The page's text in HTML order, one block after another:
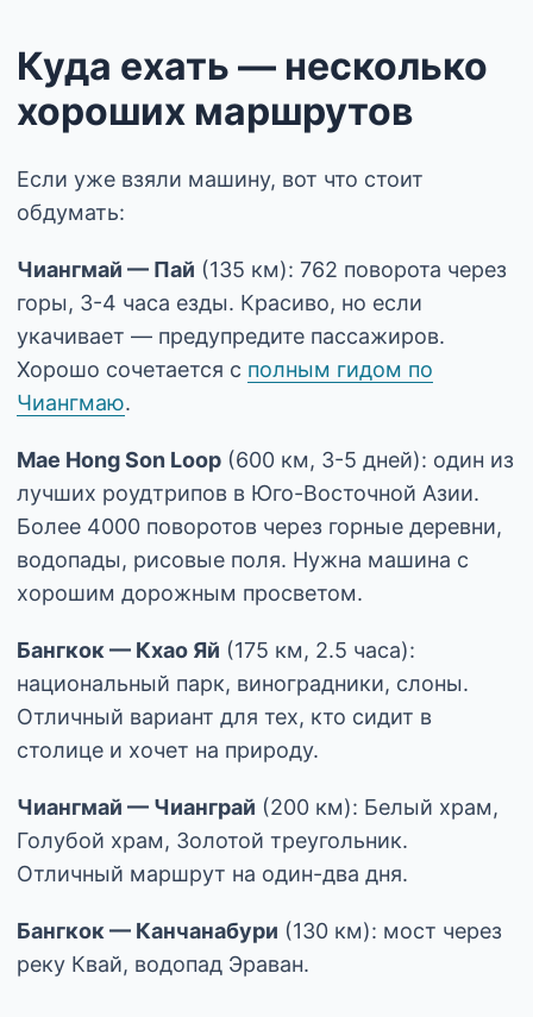
Куда ехать — несколько
хороших маршрутов
Если уже взяли машину, вот что стоит
обдумать:
Чиангмай — Пай (135 км): 762 поворота через
горы, 3-4 часа езды. Красиво, но если
укачивает — предупредите пассажиров.
Хорошо сочетается с полным гидом по
Чиангмаю.
Mae Hong Son Loop (600 км, 3-5 дней): один из
лучших роудтрипов в Юго-Восточной Азии.
Более 4000 поворотов через горные деревни,
водопады, рисовые поля. Нужна машина с
хорошим дорожным просветом.
Бангкок — Кхао Яй (175 км, 2.5 часа):
национальный парк, виноградники, слоны.
Отличный вариант для тех, кто сидит в
столице и хочет на природу.
Чиангмай — Чианграй (200 км): Белый храм,
Голубой храм, Золотой треугольник.
Отличный маршрут на один-два дня.
Бангкок — Канчанабури (130 км): мост через
реку Квай, водопад Эраван.